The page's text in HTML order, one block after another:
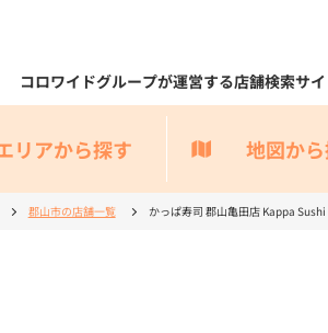
コロワイドグループが運営する店舗検索サイ
リアから探す 地図か
郡山市の店舗一覧 かっぱ寿司 郡山亀田店 Kappa